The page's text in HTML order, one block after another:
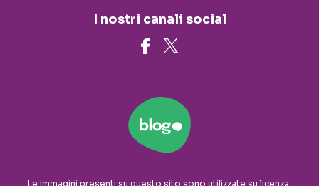
I nostri canali social
Le immagini presenti su questo sito sono utilizzate su licenza.